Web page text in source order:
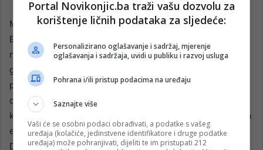
Među najpotresnijim sudbinama imama žrtava Herceg-
Bosne je priča o 54-godišnjem Mušan ef. Bećireviću iz
naselja Buna kod Mostara. Njega su 15. augusta 1993.
godine pripadnici HVO-a zarobili i mučili. Zločinci su ga
prisiljavali da pred njima klanja, a potom su ga zaklali u
džamiji Ali-paše Rizvanbegovića, u prisustvu njegovih
komšija. Potom su zapalili džamiju i imamsku kuću Ahmeta
ef. Bibera koji je, ranije 30. jula, uhapšen i sproveden u
Dretelj.
Portal Novikonjic.ba traži vašu dozvolu za
korištenje ličnih podataka za sljedeće:
Personalizirano oglašavanje i sadržaj, mjerenje
oglašavanja i sadržaja, uvidi u publiku i razvoj usluga
Pohrana i/ili pristup podacima na uređaju
Saznajte više
Vaši će se osobni podaci obrađivati, a podatke s vašeg
uređaja (kolačiće, jedinstvene identifikatore i druge podatke
uređaja) može pohranjivati, dijeliti te im pristupati 212